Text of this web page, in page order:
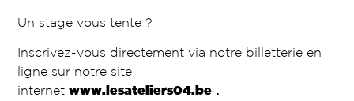
Un stage vous tente ?
Inscrivez-vous directement via notre billetterie en
ligne sur notre site
internetwww.lesateliers04.be .